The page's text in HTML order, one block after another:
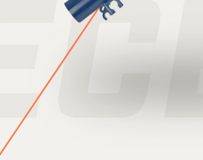
Distribuidores
Sobre nós
Centro de conteúdos